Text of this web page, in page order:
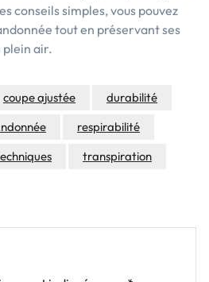
conseils simples, vous pouvez
tout en préservant ses
plein air.
coupe ajustée
durabilité
respirabilité
transpiration